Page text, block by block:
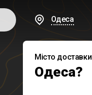
Одеса
Місто доставки
Одеса?